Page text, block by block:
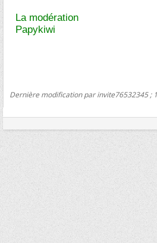
La modération
Papykiwi
Dernière modification par invite76532345 ;